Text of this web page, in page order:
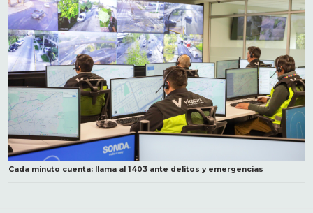
Cada minuto cuenta: llama al 1403 ante delitos y emergencias